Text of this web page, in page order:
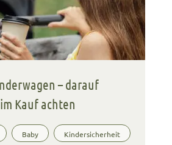
– darauf
Kauf achten
Baby Kindersicherheit